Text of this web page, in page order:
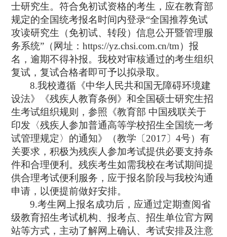
士研究生。符合免初试资格的考生，应在教育部
规定的全国统考报名时间内登录“全国推荐免试
攻读研究生（免初试、转段）信息公开暨管理服
务系统” （网址：https://yz.chsi.com.cn/tm）报
名，逾期不得补报。我校对审核通过的考生组织
复试，复试合格者即可予以拟录取。
8.我校遵循《中华人民共和国无障碍环境建
设法》《残疾人教育条例》和全国硕士研究生招
生考试组织规则，参照《教育部 中国残联关于
印发〈残疾人参加普通高等学校招生全国统一考
试管理规定〉的通知》（教学〔2017 〕4号）有
关要求，积极为残疾人参加考试提供必要支持条
件和合理便利。残疾考生如需我校在考试期间提
供合理考试便利服务，应于报名阶段与我校沟通
申请，以便提前做好安排。
9.考生网上报名成功后，应通过定期查阅省
级教育招生考试机构、报考点、招生单位官方网
站等方式，主动了解网上确认、考试安排及注意